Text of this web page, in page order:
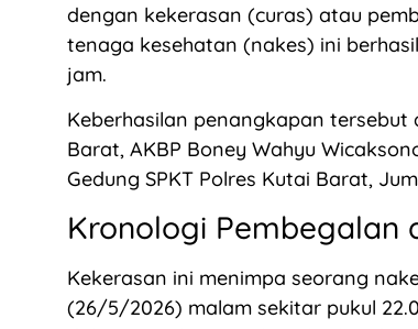
dengan kekerasan (curas) atau
tenaga kesehatan (nakes) ini
jam.
Keberhasilan penangkapan
Barat, AKBP Boney Wahyu
Gedung SPKT Polres Kutai Barat,
Kronologi Pembegalan
Kekerasan ini menimpa seorang
(26/5/2026) malam sekitar pukul